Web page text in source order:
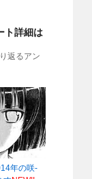
ト詳細は
返るアン
年の咲-